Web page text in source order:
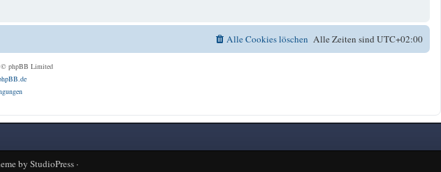
Alle Zeiten sindUTC+02:00
Alle Cookies löschen
phpBB Limited
by StudioPress·